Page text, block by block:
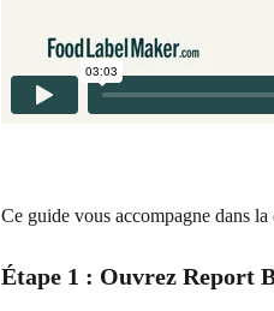
Ce guide vous accompagne dans
Étape 1 : Ouvrez Report